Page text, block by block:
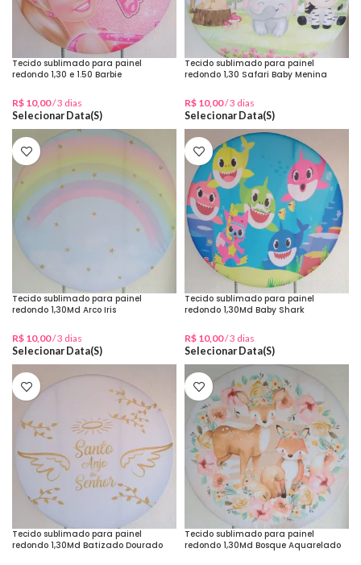
Tecido sublimado para painel
redondo 1,30 e 1.50 Barbie
R$ 10,00/ 3 dias
Selecionar Data(s)
Tecido sublimado para painel
redondo 1,30 Safari Baby Menina
R$ 10,00/ 3 dias
Selecionar Data(s)
Tecido sublimado para painel
redondo 1,30Md Arco Iris
R$ 10,00/ 3 dias
Selecionar Data(s)
Tecido sublimado para painel
redondo 1,30Md Baby Shark
R$ 10,00/ 3 dias
Selecionar Data(s)
Tecido sublimado para painel
redondo 1,30Md Batizado Dourado
Tecido sublimado para painel
redondo 1,30Md Bosque Aquarelado